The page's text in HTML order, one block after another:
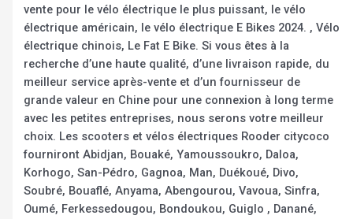
vente pour le vélo électrique le plus puissant, le vélo
électrique américain, le vélo électrique E Bikes 2024. , Vélo
électrique chinois, Le Fat E Bike. Si vous êtes à la
recherche d’une haute qualité, d’une livraison rapide, du
meilleur service après-vente et d’un fournisseur de
grande valeur en Chine pour une connexion à long terme
avec les petites entreprises, nous serons votre meilleur
choix. Les scooters et vélos électriques Rooder citycoco
fourniront Abidjan, Bouaké, Yamoussoukro, Daloa,
Korhogo, San-Pédro, Gagnoa, Man, Duékoué, Divo,
Soubré, Bouaflé, Anyama, Abengourou, Vavoua, Sinfra,
Oumé, Ferkessedougou, Bondoukou, Guiglo , Danané,